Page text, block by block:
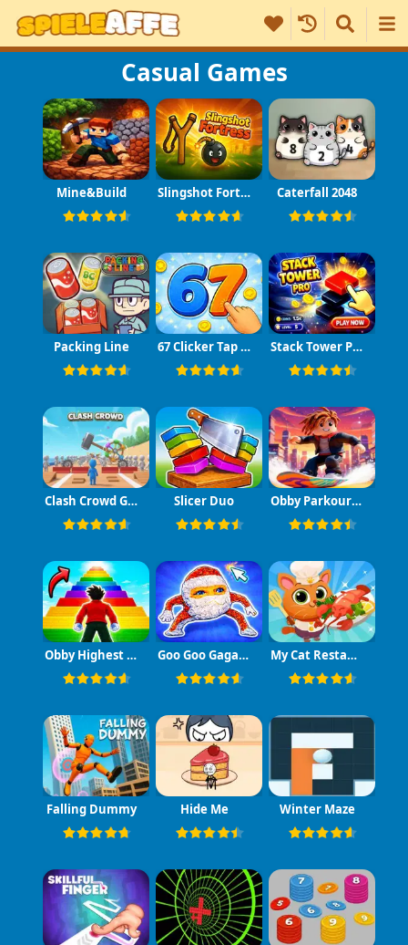
Casual Games
Mine&Build Slingshot Fortress Caterfall 2048
Packing Line 67 Clicker Tap Tap Stack Tower Pro
Clash Crowd Game Slicer Duo Obby Parkour Racing
Obby Highest Jump Ever Goo Goo Gaga Clicker My Cat Restaurant
Falling Dummy Hide Me Winter Maze